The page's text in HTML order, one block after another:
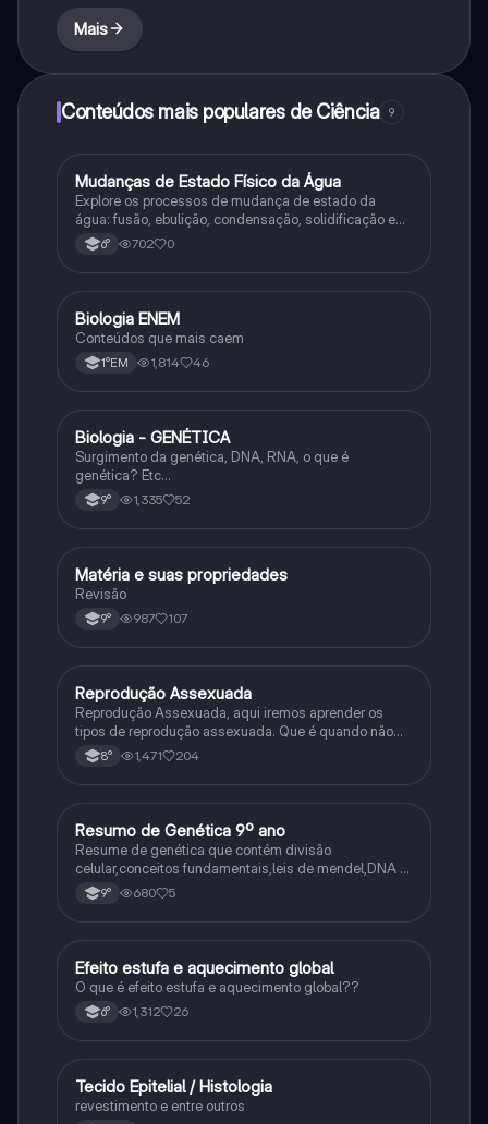
Mais
Conteúdos mais populares de Ciência 9
MCiência
Mudanças de Estado Físico da Água
Explore os processos de mudança de estado da
água: fusão, ebulição, condensação, solidificação e
sublimação.
6° 702 0
Ciência
Biologia ENEM
Conteúdos que mais caem
1°EM 1,814 46
Ciência
Biologia - GENÉTICA
Surgimento da genética, DNA, RNA, o que é
genética? Etc…
9° 1,335 52
Ciência
Matéria e suas propriedades
Revisão
9° 987 107
Ciência
Reprodução Assexuada
Reprodução Assexuada, aqui iremos aprender os
tipos de reprodução assexuada. Que é quando não
ocorre a fusão de gametas.
8° 1,471 204
Ciência
Resumo de Genética 9º ano
Resume de genética que contém divisão
celular,conceitos fundamentais,leis de mendel,DNA e
RNA9° 680 5
Ciência
Efeito estufa e aquecimento global
O que é efeito estufa e aquecimento global??
6° 1,312 26
Ciência
Tecido Epitelial / Histologia
revestimento e entre outros